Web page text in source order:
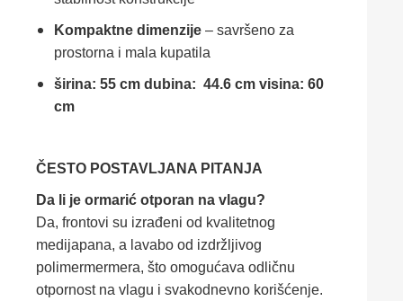
Kompaktne dimenzije – savršeno za
prostorna i mala kupatila
širina: 55 cm dubina: 44.6 cm visina: 60
cm
ČESTO POSTAVLJANA PITANJA
Da li je ormarić otporan na vlagu?
Da, frontovi su izrađeni od kvalitetnog
medijapana, a lavabo od izdržljivog
polimermermera, što omogućava odličnu
otpornost na vlagu i svakodnevno korišćenje.